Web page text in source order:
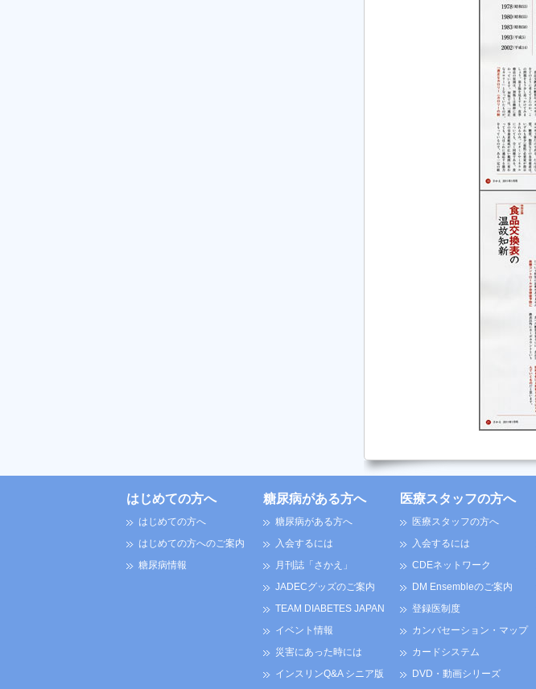
はじめての方へ
はじめての方へ
はじめての方へのご案内
糖尿病情報
糖尿病がある方へ
糖尿病がある方へ
入会するには
月刊誌「さかえ」
JADECグッズのご案内
TEAM DIABETES JAPAN
イベント情報
災害にあった時には
インスリンQ&A シニア版
医療スタッフの方へ
医療スタッフの方へ
入会するには
CDEネットワーク
DM Ensembleのご案内
登録医制度
カンバセーション・マップ
カードシステム
DVD・動画シリーズ